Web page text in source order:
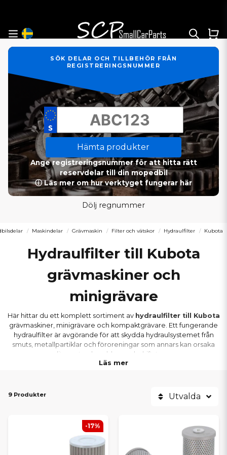
SÖK DELAR OCH TILLBEHÖR FRÅN
REGISTRERINGSNUMMER
Hämta produkter
Ange registreringsnummer för att hitta rätt
reservdelar till din mopedbil
ⓘ Läs mer om hur verktyget fungerar här
Dölj regnummer
Maskindelar Grävmaskin Filter och vätskor Hydraulfilter Kubota
Hydraulfilter till Kubota
grävmaskiner och
minigrävare
Här hittar du ett komplett sortiment av hydraulfilter till Kubota
grävmaskiner, minigrävare och kompaktgrävare. Ett fungerande
hydraulfilter är avgörande för att skydda hydraulsystemet från
smuts, metallpartiklar och föroreningar som annars kan orsaka
slitage, tryckproblem och driftstopp.
entreprenad eller mer sporadiskt vid privat arbete hjälper vi dig att
KUBOTA-MODELLER VI HAR
HYDRAULFILTER TILL
Läs mer
9 Produkter Utvalda
-17%